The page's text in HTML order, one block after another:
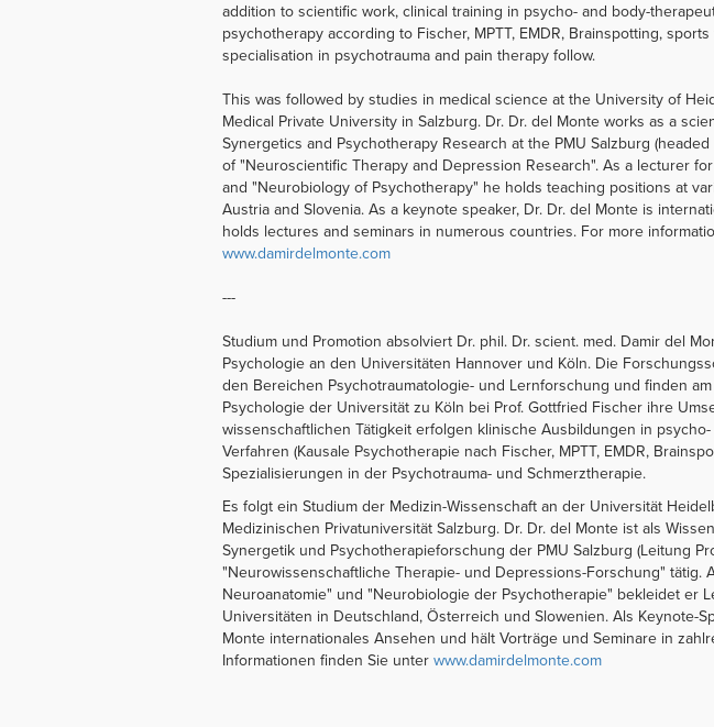
addition to scientific work, clinical training in psycho- and body-
psychotherapy according to Fischer, MPTT, EMDR, Brainspotting, sports
specialisation in psychotrauma and pain therapy follow.
This was followed by studies in medical science at the University of
Medical Private University in Salzburg. Dr. Dr. del Monte works as a
Synergetics and Psychotherapy Research at the PMU Salzburg
of "Neuroscientific Therapy and Depression Research". As a lecturer
and "Neurobiology of Psychotherapy" he holds teaching positions at
Austria and Slovenia. As a keynote speaker, Dr. Dr. del Monte is
holds lectures and seminars in numerous countries. For more
www.damirdelmonte.com
---
Studium und Promotion absolviert Dr. phil. Dr. scient. med. Damir del
Psychologie an den Universitäten Hannover und Köln. Die
den Bereichen Psychotraumatologie- und Lernforschung und finden
Psychologie der Universität zu Köln bei Prof. Gottfried Fischer ihre
wissenschaftlichen Tätigkeit erfolgen klinische Ausbildungen in
Verfahren (Kausale Psychotherapie nach Fischer, MPTT, EMDR,
Spezialisierungen in der Psychotrauma- und Schmerztherapie.
Es folgt ein Studium der Medizin-Wissenschaft an der Universität
Medizinischen Privatuniversität Salzburg. Dr. Dr. del Monte ist als
Synergetik und Psychotherapieforschung der PMU Salzburg (Leitung
"Neurowissenschaftliche Therapie- und Depressions-Forschung" tätig.
Neuroanatomie" und "Neurobiologie der Psychotherapie" bekleidet er
Universitäten in Deutschland, Österreich und Slowenien. Als Keynote-
Monte internationales Ansehen und hält Vorträge und Seminare in
Informationen finden Sie unter www.damirdelmonte.com